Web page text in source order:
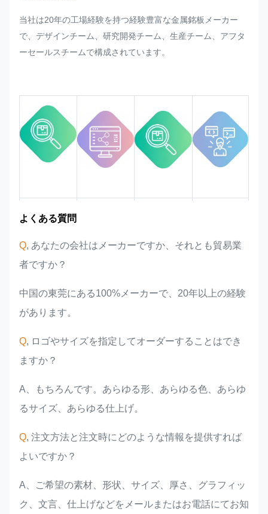
したら、可能な限り対応させていた
だきます。
プロセス全体で品質を監視および管
当社は20年の工場経験を持つ経験豊富な金属銘板メーカー
で、デザインチーム、研究開発チーム、生産チーム、アフタ
ーセールスチームで構成されています。
業界経験
よくある質問
Q, あなたの会社はメーカーですか、それとも貿易業
者ですか？
中国の東莞にある100%メーカーで、20年以上の経験
があります。
Q, ロゴやサイズを指定してオーダーすることはでき
ますか？
A、もちろんです。あらゆる形、あらゆる色、あらゆ
るサイズ、あらゆる仕上げ。
Q, 注文方法と注文時にどのような情報を提供すれば
よいですか？
A、ご希望の素材、形状、サイズ、厚さ、グラフィッ
ク、文言、仕上げなどをメールまたはお電話にてお知